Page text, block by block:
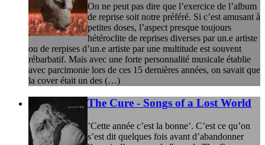
On ne peut pas dire que l’exercice de l’album
de reprise soit notre préféré. Si c’est amusant à
petites doses, l’aspect presque toujours
hétéroclite de reprises diverses par un.e artiste
ou de rerpises d’un.e artiste par une multitude est souvent
rébarbatif. Mais avec une forte personnalité musicale établie
avec parcimonie lors de ces 15 dernières années, on savait que
la cover était un des (…)
The Cure - Songs of a Lost World
’Cette année c’est la bonne’. C’est ce qu’on
s’est dit quelques fois avant d’abandonner